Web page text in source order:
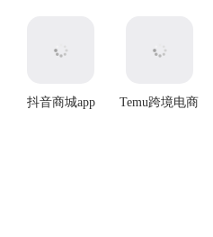
抖音商城app
Temu跨境电商